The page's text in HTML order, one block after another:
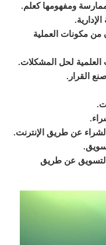
ومفهومها كعلم.
مكونات العملية
لحل المشكلات.
القرار.
عن طريق الإنترنت.
التسويق عن طريق